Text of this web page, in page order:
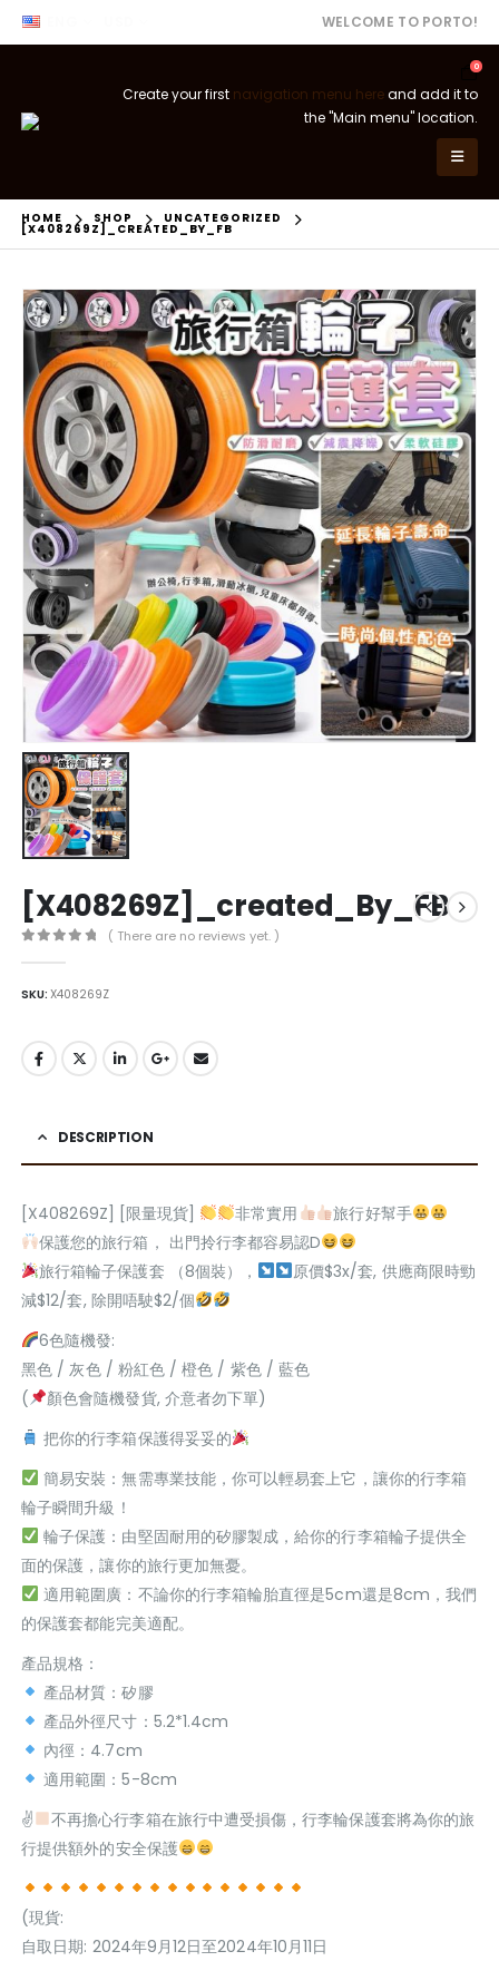
WELCOME TO PORTO!
0
Create your first navigation menu hereand add it to
the "Main menu" location.
HOME SHOP UNCATEGORIZED
[X408269Z]_CREATED_BY_FB
[X408269Z]_created_By_FB
( There are no reviews yet. )
SKU:X408269Z
DESCRIPTION
[X408269Z] [限量現貨] 非常實用
旅行好幫手
保護您的旅行箱， 出門拎行李都容易認D
旅行箱輪子保護套 （8個裝），
原價$3x/套, 供應商限時勁
減$12/套, 除開唔駛$2/個
6色隨機發:
黑色 / 灰色 / 粉紅色 / 橙色 / 紫色 / 藍色
(
顏色會隨機發貨, 介意者勿下單)
把你的行李箱保護得妥妥的
簡易安裝：無需專業技能，你可以輕易套上它，讓你的行李箱
輪子瞬間升級！
輪子保護：由堅固耐用的矽膠製成，給你的行李箱輪子提供全
面的保護，讓你的旅行更加無憂。
適用範圍廣：不論你的行李箱輪胎直徑是5cm還是8cm，我們
的保護套都能完美適配。
產品規格：
產品材質：矽膠
產品外徑尺寸：5.2*1.4cm
內徑：4.7cm
適用範圍：5-8cm
✌
不再擔心行李箱在旅行中遭受損傷，行李輪保護套將為你的旅
行提供額外的安全保護
(現貨:
自取日期: 2024年9月12日至2024年10月11日